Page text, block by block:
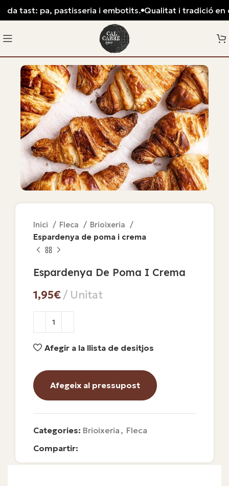
Inici Fleca
Brioixeria
Espardenya de poma i crema
Espardenya De Poma I Crema
€
Afegir a la llista de desitjos
Afegeix al pressupost
Categories: Brioixeria , Fleca
Compartir:
tast: pa, pastisseria i embotits. Qualitat i tradició en